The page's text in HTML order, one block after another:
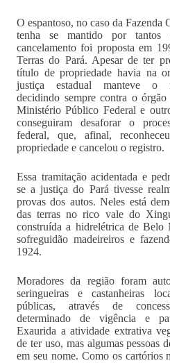
O espantoso, no caso da Fazenda
tenha se mantido por
cancelamento foi proposta em
Terras do Pará. Apesar de ter
título de propriedade havia na
justiça estadual manteve o
decidindo sempre contra o
Ministério Público Federal e
conseguiram desaforar o
federal, que, afinal,
propriedade e cancelou o registro.
Essa tramitação acidentada e
se a justiça do Pará tivesse
provas dos autos. Neles está
das terras no rico vale do
construída a hidrelétrica de Belo
sofreguidão madeireiros e
1924.
Moradores da região foram
seringueiras e castanheiras
públicas, através de
determinado de vigência e
Exaurida a atividade extrativa
de ter uso, mas algumas pessoas
em seu nome. Como os cartórios